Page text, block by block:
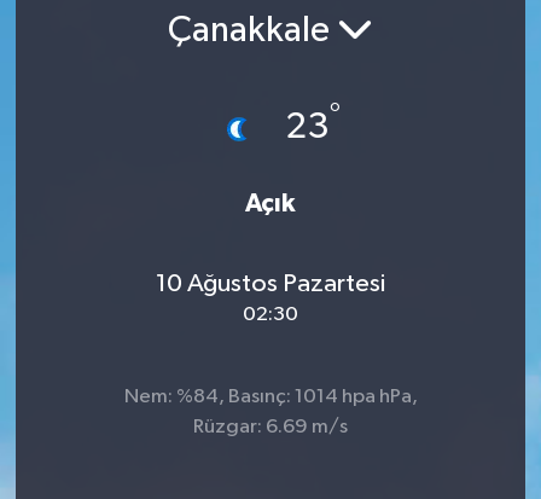
Çanakkale
23°
Açık
10 Ağustos Pazartesi
02:30
Nem: %84, Basınç: 1014 hpa hPa,
Rüzgar: 6.69 m/s
RESMİ İLAN